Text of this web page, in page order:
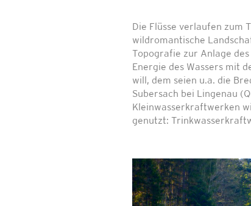
Die Flüsse verlaufen zum
wildromantische
Topografie zur Anlage
Energie des Wassers mit
will, dem seien u.a. die
Subersach bei Lingenau
Kleinwasserkraftwerken
genutzt: